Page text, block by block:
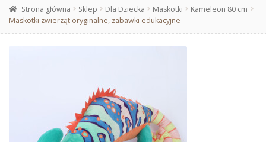
Strona główna Sklep Dla Dziecka Maskotki
Kameleon 80 cm
Maskotki zwierząt oryginalne, zabawki edukacyjne